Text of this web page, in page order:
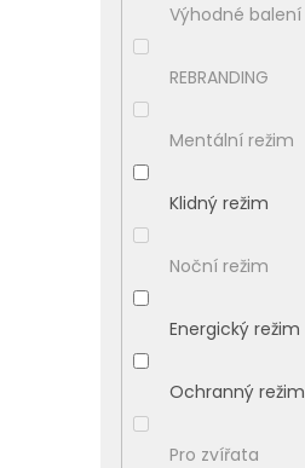
Výhodné balení
REBRANDING
Mentální režim
Klidný režim
Noční režim
Energický režim
Ochranný režim
Pro zvířata